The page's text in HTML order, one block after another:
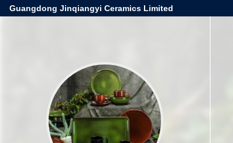
Guangdong Jinqiangyi Ceramics Limited